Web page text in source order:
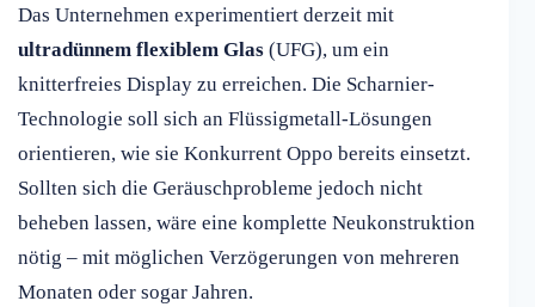
Das Unternehmen experimentiert derzeit mit
ultradünnem flexiblem Glas (UFG), um ein
knitterfreies Display zu erreichen. Die Scharnier-
Technologie soll sich an Flüssigmetall-Lösungen
orientieren, wie sie Konkurrent Oppo bereits einsetzt.
Sollten sich die Geräuschprobleme jedoch nicht
beheben lassen, wäre eine komplette Neukonstruktion
nötig – mit möglichen Verzögerungen von mehreren
Monaten oder sogar Jahren.